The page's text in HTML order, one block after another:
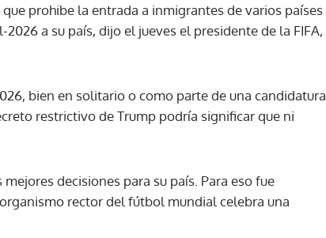
prohibe la entrada a inmigrantes de varios países
a su país, dijo el jueves el presidente de la FIFA,
bien en solitario o como parte de una candidatura
restrictivo de Trump podría significar que ni
decisiones para su país. Para eso fue
rector del fútbol mundial celebra una